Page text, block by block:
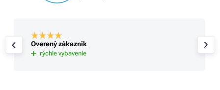
Overený zákazník
rýchle vybavenie